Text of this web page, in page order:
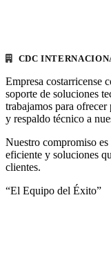
CDC
Empresa costarricense
soporte de soluciones
trabajamos para
y respaldo técnico a
Nuestro compromiso
eficiente y soluciones
clientes.
“El Equipo del Éxito”